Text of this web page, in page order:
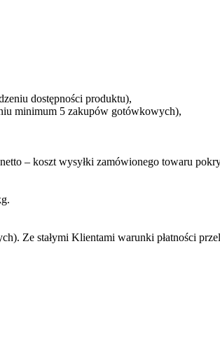
dostępności produktu),
minimum 5 zakupów gotówkowych),
– koszt wysyłki zamówionego towaru
Ze stałymi Klientami warunki płatności